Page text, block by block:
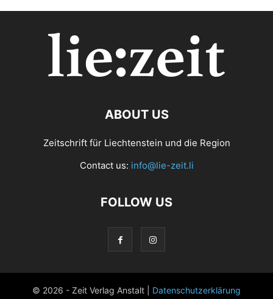
ABOUT US
Zeitschrift für Liechtenstein und die Region
Contact us: info@lie-zeit.li
FOLLOW US
© 2026 - Zeit Verlag Anstalt | Datenschutzerklärung